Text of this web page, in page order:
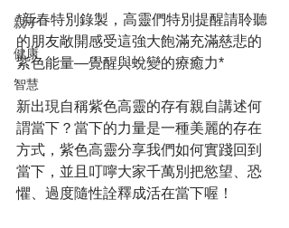
親子
健康
智慧
*新春特別錄製，高靈們特別提醒請聆聽
的朋友敞開感受這強大飽滿充滿慈悲的
紫色能量—覺醒與蛻變的療癒力*
新出現自稱紫色高靈的存有親自講述何
謂當下？當下的力量是一種美麗的存在
方式，紫色高靈分享我們如何實踐回到
當下，並且叮嚀大家千萬別把慾望、恐
懼、過度隨性詮釋成活在當下喔！